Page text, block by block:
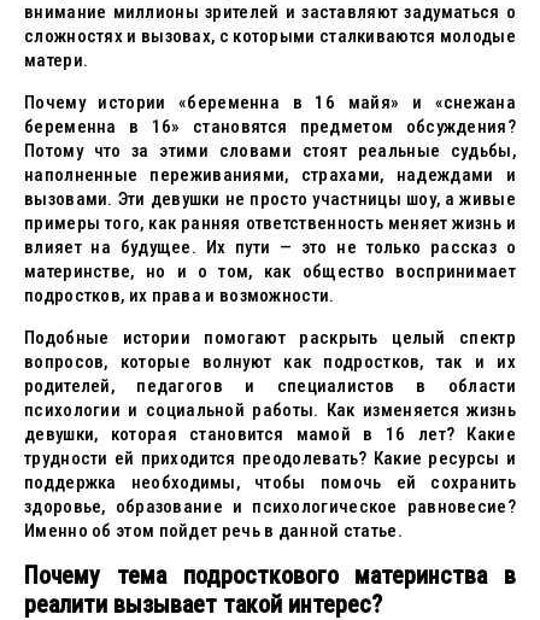
внимание миллионы зрителей и заставляют задуматься о
сложностях и вызовах, с которыми сталкиваются молодые
матери.
Почему истории «беременна в 16 майя» и «снежана
беременна в 16» становятся предметом обсуждения?
Потому что за этими словами стоят реальные судьбы,
наполненные переживаниями, страхами, надеждами и
вызовами. Эти девушки не просто участницы шоу, а живые
примеры того, как ранняя ответственность меняет жизнь и
влияет на будущее. Их пути — это не только рассказ о
материнстве, но и о том, как общество воспринимает
подростков, их права и возможности.
Подобные истории помогают раскрыть целый спектр
вопросов, которые волнуют как подростков, так и их
родителей, педагогов и специалистов в области
психологии и социальной работы. Как изменяется жизнь
девушки, которая становится мамой в 16 лет? Какие
трудности ей приходится преодолевать? Какие ресурсы и
поддержка необходимы, чтобы помочь ей сохранить
здоровье, образование и психологическое равновесие?
Именно об этом пойдет речь в данной статье.
Почему тема подросткового материнства в
реалити вызывает такой интерес?